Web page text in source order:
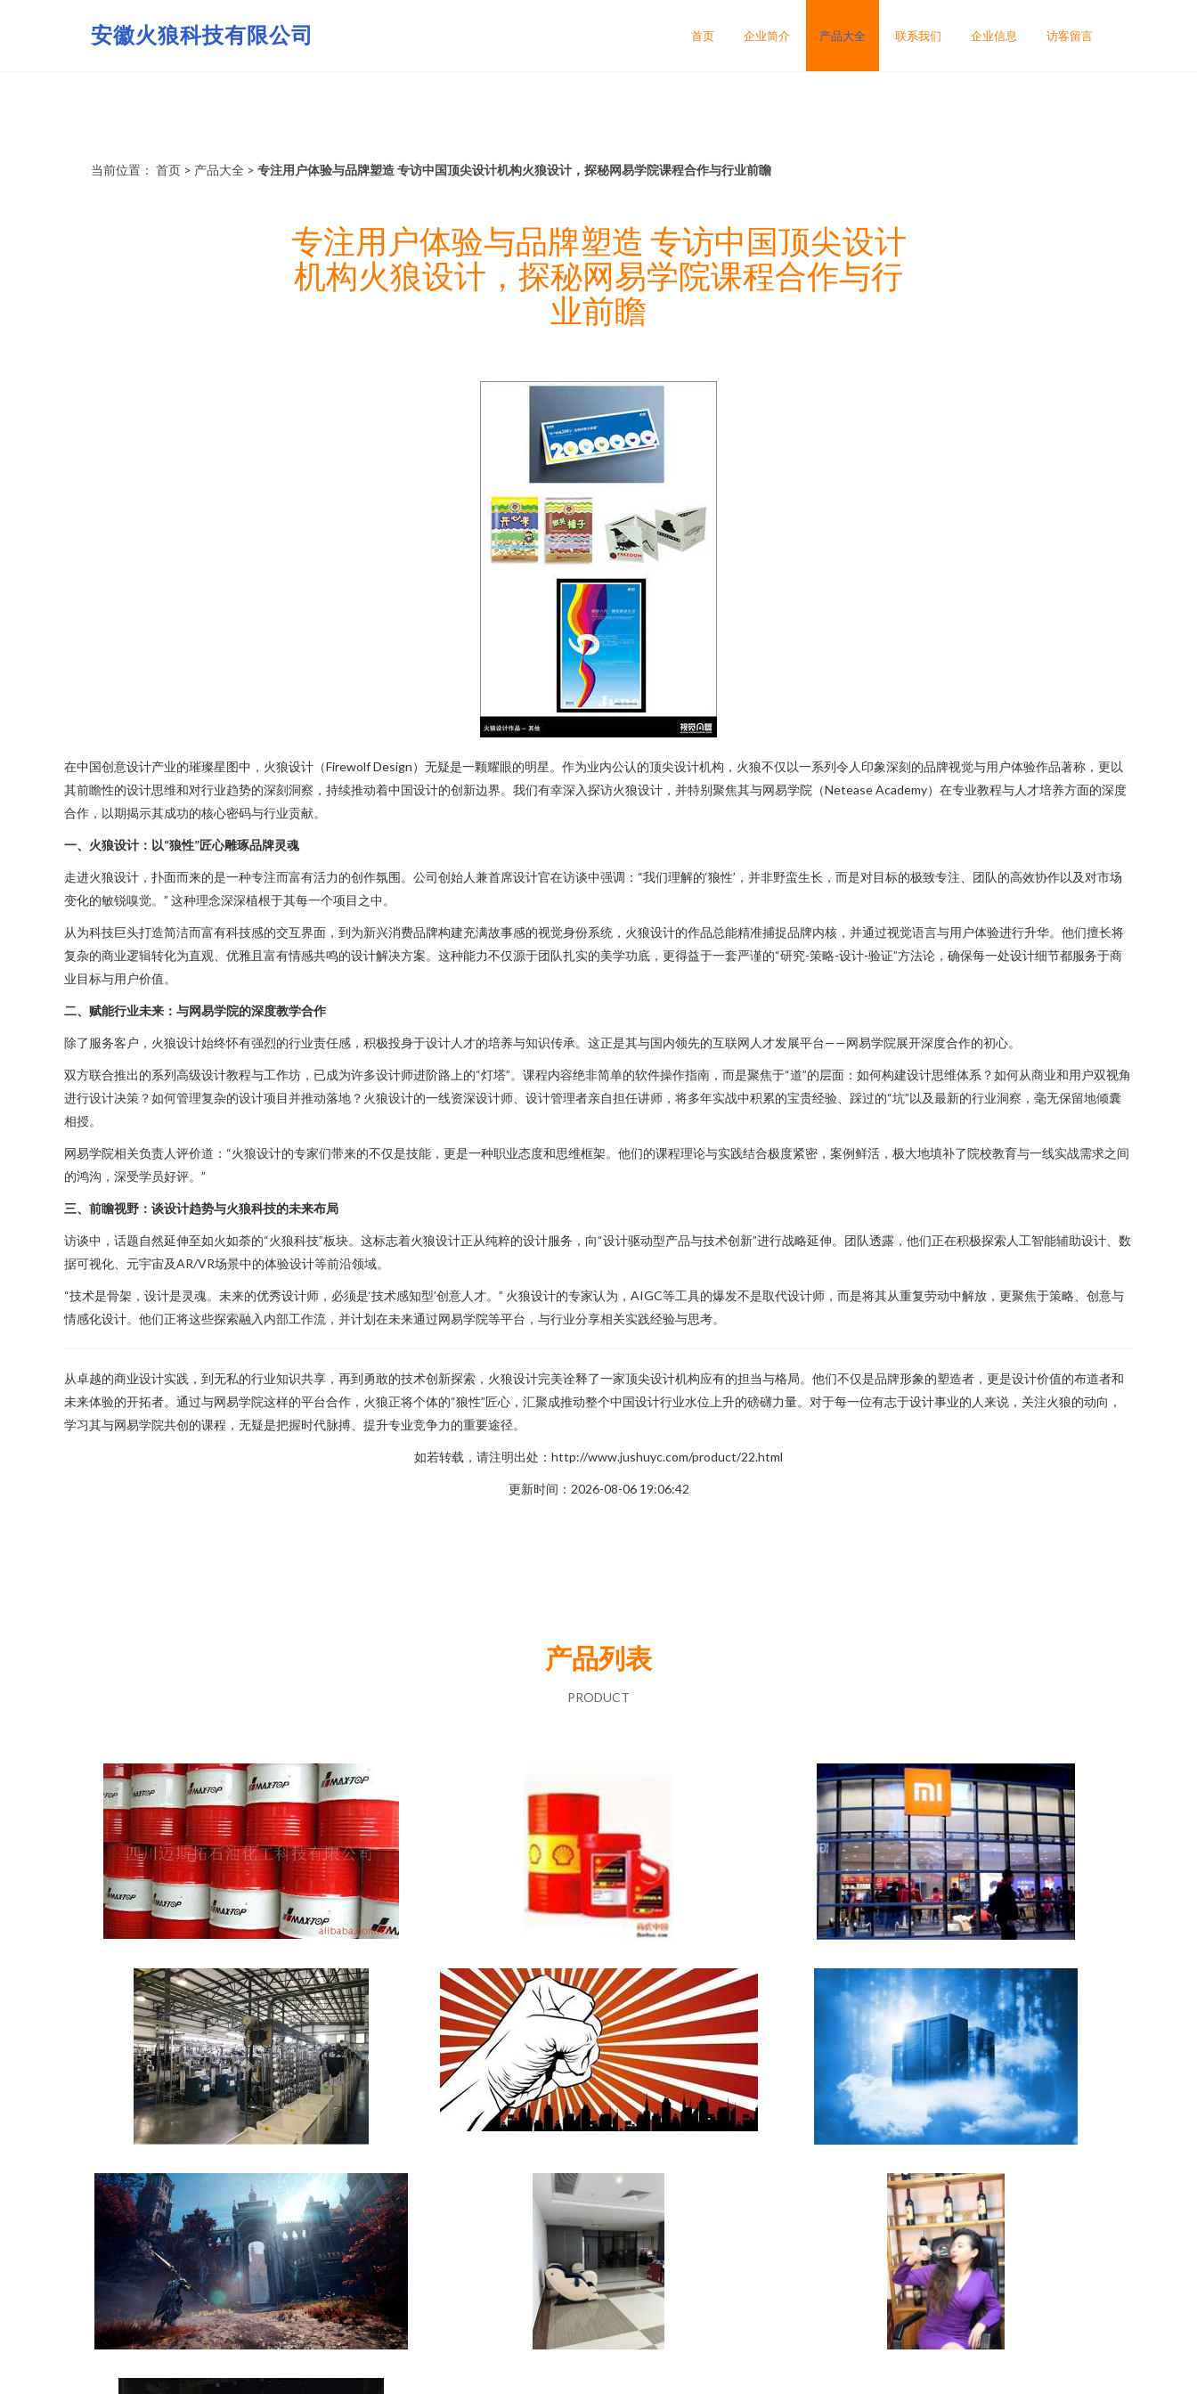
安徽火狼科技有限公司 首页 企业简介 产品大全 联系我们 企业信息 访客留言
当前位置： 首页 > 产品大全 > 专注用户体验与品牌塑造 专访中国顶尖设计机构火狼设计，探秘网易学院课程合作与行业前瞻
专注用户体验与品牌塑造 专访中国顶尖设计
机构火狼设计，探秘网易学院课程合作与行
业前瞻
在中国创意设计产业的璀璨星图中，火狼设计（Firewolf Design）无疑是一颗耀眼的明星。作为业内公认的顶尖设计机构，火狼不仅以一系列令人印象深刻的品牌视觉与用户体验作品著称，更以
其前瞻性的设计思维和对行业趋势的深刻洞察，持续推动着中国设计的创新边界。我们有幸深入探访火狼设计，并特别聚焦其与网易学院（Netease Academy）在专业教程与人才培养方面的深度
合作，以期揭示其成功的核心密码与行业贡献。
一、火狼设计：以“狼性”匠心雕琢品牌灵魂
走进火狼设计，扑面而来的是一种专注而富有活力的创作氛围。公司创始人兼首席设计官在访谈中强调：“我们理解的‘狼性’，并非野蛮生长，而是对目标的极致专注、团队的高效协作以及对市场
变化的敏锐嗅觉。” 这种理念深深植根于其每一个项目之中。
从为科技巨头打造简洁而富有科技感的交互界面，到为新兴消费品牌构建充满故事感的视觉身份系统，火狼设计的作品总能精准捕捉品牌内核，并通过视觉语言与用户体验进行升华。他们擅长将
复杂的商业逻辑转化为直观、优雅且富有情感共鸣的设计解决方案。这种能力不仅源于团队扎实的美学功底，更得益于一套严谨的“研究-策略-设计-验证”方法论，确保每一处设计细节都服务于商
业目标与用户价值。
二、赋能行业未来：与网易学院的深度教学合作
除了服务客户，火狼设计始终怀有强烈的行业责任感，积极投身于设计人才的培养与知识传承。这正是其与国内领先的互联网人才发展平台——网易学院展开深度合作的初心。
双方联合推出的系列高级设计教程与工作坊，已成为许多设计师进阶路上的“灯塔”。课程内容绝非简单的软件操作指南，而是聚焦于“道”的层面：如何构建设计思维体系？如何从商业和用户双视角
进行设计决策？如何管理复杂的设计项目并推动落地？火狼设计的一线资深设计师、设计管理者亲自担任讲师，将多年实战中积累的宝贵经验、踩过的“坑”以及最新的行业洞察，毫无保留地倾囊
相授。
网易学院相关负责人评价道：“火狼设计的专家们带来的不仅是技能，更是一种职业态度和思维框架。他们的课程理论与实践结合极度紧密，案例鲜活，极大地填补了院校教育与一线实战需求之间
的鸿沟，深受学员好评。”
三、前瞻视野：谈设计趋势与火狼科技的未来布局
访谈中，话题自然延伸至如火如荼的“火狼科技”板块。这标志着火狼设计正从纯粹的设计服务，向“设计驱动型产品与技术创新”进行战略延伸。团队透露，他们正在积极探索人工智能辅助设计、数
据可视化、元宇宙及AR/VR场景中的体验设计等前沿领域。
“技术是骨架，设计是灵魂。未来的优秀设计师，必须是‘技术感知型’创意人才。” 火狼设计的专家认为，AIGC等工具的爆发不是取代设计师，而是将其从重复劳动中解放，更聚焦于策略、创意与
情感化设计。他们正将这些探索融入内部工作流，并计划在未来通过网易学院等平台，与行业分享相关实践经验与思考。
从卓越的商业设计实践，到无私的行业知识共享，再到勇敢的技术创新探索，火狼设计完美诠释了一家顶尖设计机构应有的担当与格局。他们不仅是品牌形象的塑造者，更是设计价值的布道者和
未来体验的开拓者。通过与网易学院这样的平台合作，火狼正将个体的“狼性”匠心，汇聚成推动整个中国设计行业水位上升的磅礴力量。对于每一位有志于设计事业的人来说，关注火狼的动向，
学习其与网易学院共创的课程，无疑是把握时代脉搏、提升专业竞争力的重要途径。
如若转载，请注明出处：http://www.jushuyc.com/product/22.html
更新时间：2026-08-06 19:06:42
产品列表
PRODUCT